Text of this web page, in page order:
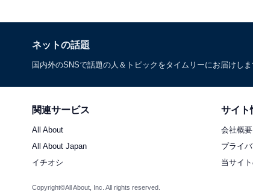
ネットの話題
国内外のSNSで話題の人＆トピックをタイムリーにお届けし
関連サービス
All About
All About Japan
イチオシ
サイト
会社概要
プライ
当サイ
Copyright©All About, Inc. All rights reserved.